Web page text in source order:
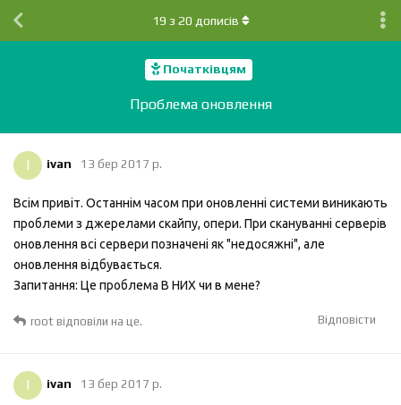
Початківцям
Проблема оновлення
19 з 20 дописів
I ivan 13 бер 2017 р.
Всім привіт. Останнім часом при оновленні системи виникають
проблеми з джерелами скайпу, опери. При скануванні серверів
оновлення всі сервери позначені як "недосяжні", але
оновлення відбувається.
Запитання: Це проблема В НИХ чи в мене?
Відповісти
root відповіли на це.
I ivan 13 бер 2017 р.